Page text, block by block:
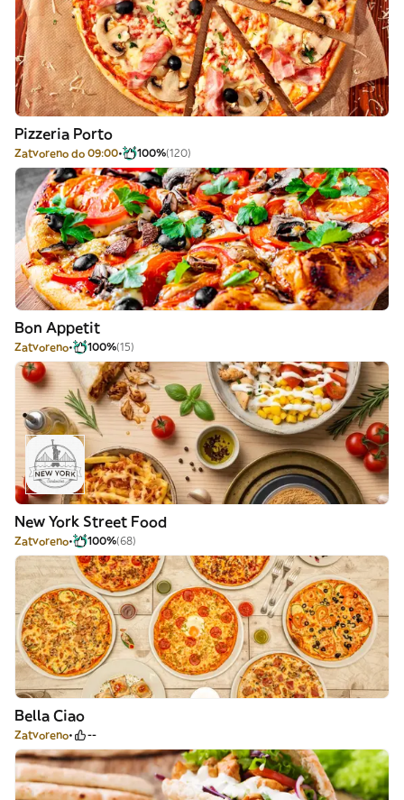
Pizzeria Porto
Zatvoreno do 09:00 100%(120)
Bon Appetit
Zatvoreno 100%(15)
New York Street Food
Zatvoreno 100%(68)
Bella Ciao
Zatvoreno --